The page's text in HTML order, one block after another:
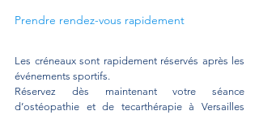
Prendre rendez-vous rapidement
Les créneaux sont rapidement réservés après les
événements sportifs.
Réservez dès maintenant votre séance
d’ostéopathie et de tecarthérapie à Versailles